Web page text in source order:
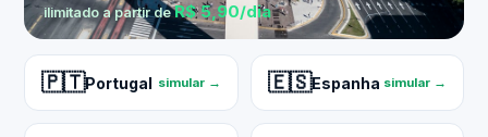
ilimitado a partir deR$ 5,90/dia
🇵🇹Portugal simular → 🇪🇸Espanha simular →